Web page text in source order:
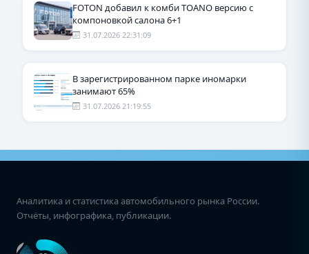
FOTON добавил к комби TOANO версию с
компоновкой салона 6+1
31.07.2026 22:31:09
В зарегистрированном парке иномарки
занимают 65%
31.07.2026 21:19:55
Аналитика и статистика автомобильного рынка России.
Отчёты, инфографика, публикации.